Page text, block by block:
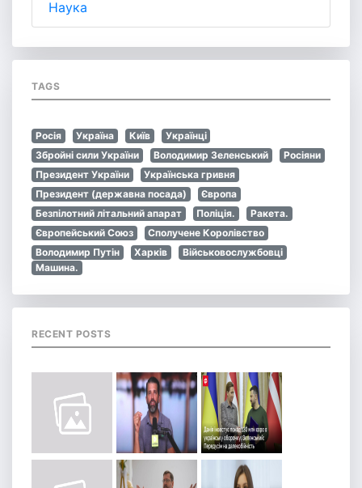
Наука
TAGS
Росія Україна Київ
Українці
Збройні сили України
Володимир Зеленський
Росіяни
Президент України
Українська гривня
Президент (державна посада)
Європа
Безпілотний літальний апарат
Поліція.
Ракета.
Європейський Союз
Сполучене Королівство
Володимир Путін
Харків
Військовослужбовці
Машина.
RECENT POSTS